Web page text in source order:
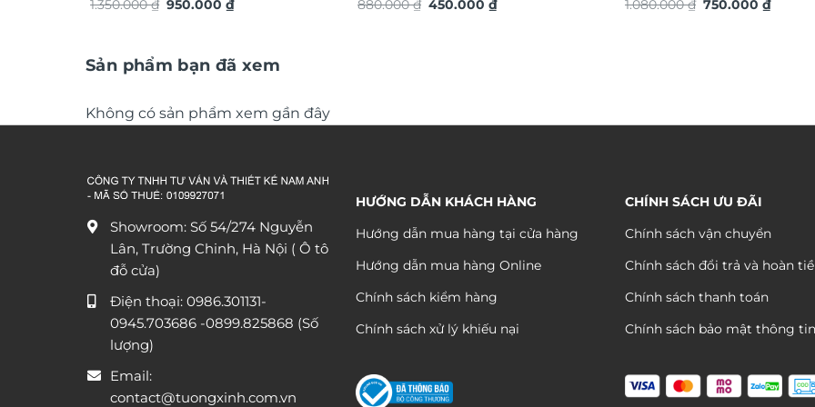
TG4935S
1.350.000₫ Giá
950.000₫Giá
950.000 ₫.
lộc TG4936S
880.000₫ Giá
450.000₫Giá
chuyển động trang trí nội thất
1.080.000₫ Giá
750.000₫Giá
Sản phẩm bạn đã xem
Không có sản phẩm xem gần đây
Showroom: Số 54/274 Nguyễn
Lân, Trường Chinh, Hà Nội ( Ô tô
đỗ cửa)
Điện thoại: 0986.301131-
0945.703686 -0899.825868 (Số
lượng)
Email:
contact@tuongxinh.com.vn
HƯỚNG DẪN KHÁCH HÀNG
Hướng dẫn mua hàng tại cửa hàng
Hướng dẫn mua hàng Online
Chính sách kiểm hàng
Chính sách xử lý khiếu nại
CHÍNH SÁCH ƯU ĐÃI
Chính sách vận chuyển
Chính sách đổi trả và hoàn
Chính sách thanh toán
Chính sách bảo mật thông tin